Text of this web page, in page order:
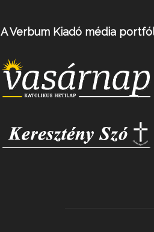
A Verbum Kiadó média